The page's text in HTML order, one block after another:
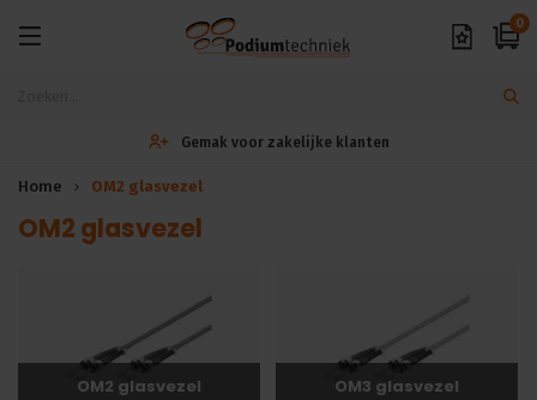
0
Gemak voor zakelijke klanten
Home OM2 glasvezel
OM2 glasvezel
OM2 glasvezel OM3 glasvezel